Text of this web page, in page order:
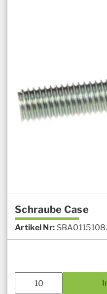
Schraube Case
Artikel Nr: